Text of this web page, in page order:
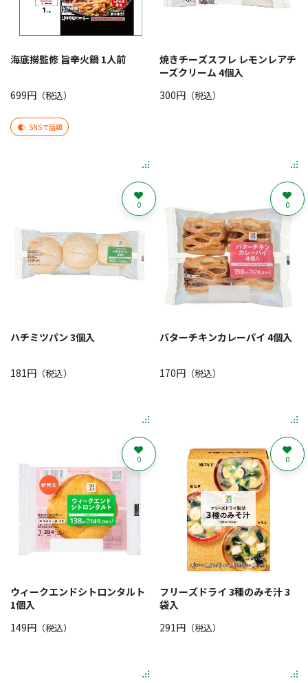
海底撈監修 旨辛火鍋 1人前
699円 （税込）
SNSで話題
焼きチーズスフレ レモンレアチ
ーズクリーム 4個入
300円（税込）
ハチミツパン 3個入
181円 （税込）
0
バターチキンカレーパイ 4個入
170円（税込）
0
ウィークエンドシトロンタルト
1個入
149円 （税込）
0
フリーズドライ 3種のみそ汁 3
袋入
291円（税込）
0